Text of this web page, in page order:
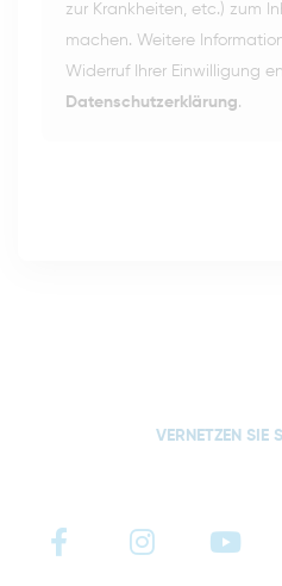
zur Krankheiten, etc.) zum
machen. Weitere
Widerruf Ihrer Einwilligung
Datenschutzerklärung.
VERNETZEN SIE